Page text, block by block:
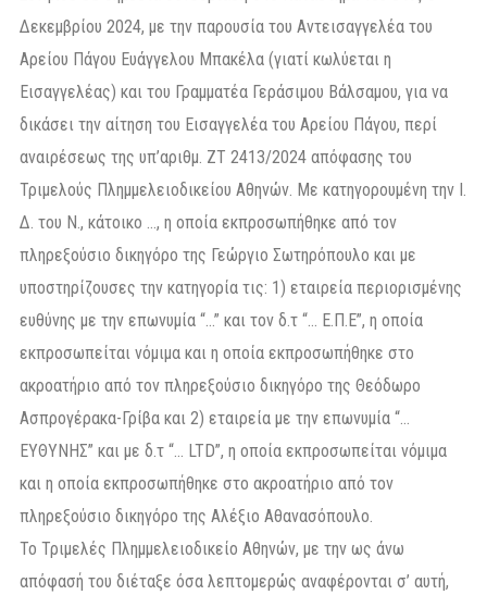
Δεκεμβρίου 2024, με την παρουσία του Αντεισαγγελέα του
Αρείου Πάγου Ευάγγελου Μπακέλα (γιατί κωλύεται η
Εισαγγελέας) και του Γραμματέα Γεράσιμου Βάλσαμου, για να
δικάσει την αίτηση του Εισαγγελέα του Αρείου Πάγου, περί
αναιρέσεως της υπ’αριθμ. ΖΤ 2413/2024 απόφασης του
Τριμελούς Πλημμελειοδικείου Αθηνών. Με κατηγορουμένη την Ι.
Δ. του Ν., κάτοικο …, η οποία εκπροσωπήθηκε από τον
πληρεξούσιο δικηγόρο της Γεώργιο Σωτηρόπουλο και με
υποστηρίζουσες την κατηγορία τις: 1) εταιρεία περιορισμένης
ευθύνης με την επωνυμία “…” και τον δ.τ “… Ε.Π.Ε”, η οποία
εκπροσωπείται νόμιμα και η οποία εκπροσωπήθηκε στο
ακροατήριο από τον πληρεξούσιο δικηγόρο της Θεόδωρο
Ασπρογέρακα-Γρίβα και 2) εταιρεία με την επωνυμία “…
ΕΥΘΥΝΗΣ” και με δ.τ “… LTD”, η οποία εκπροσωπείται νόμιμα
και η οποία εκπροσωπήθηκε στο ακροατήριο από τον
πληρεξούσιο δικηγόρο της Αλέξιο Αθανασόπουλο.
Το Τριμελές Πλημμελειοδικείο Αθηνών, με την ως άνω
απόφασή του διέταξε όσα λεπτομερώς αναφέρονται σ’ αυτή,